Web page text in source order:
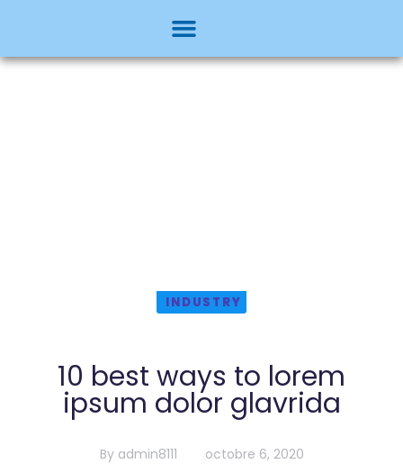
INDUSTRY
10 best ways to lorem
ipsum dolor glavrida
Byadmin8111 octobre 6, 2020